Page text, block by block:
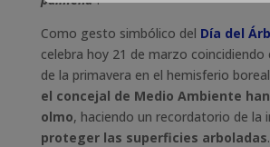
Como gesto simbólico del Día del
celebra hoy 21 de marzo coincidiendo
de la primavera en el hemisferio
el concejal de Medio Ambiente
olmo, haciendo un recordatorio de la
proteger las superficies arboladas.